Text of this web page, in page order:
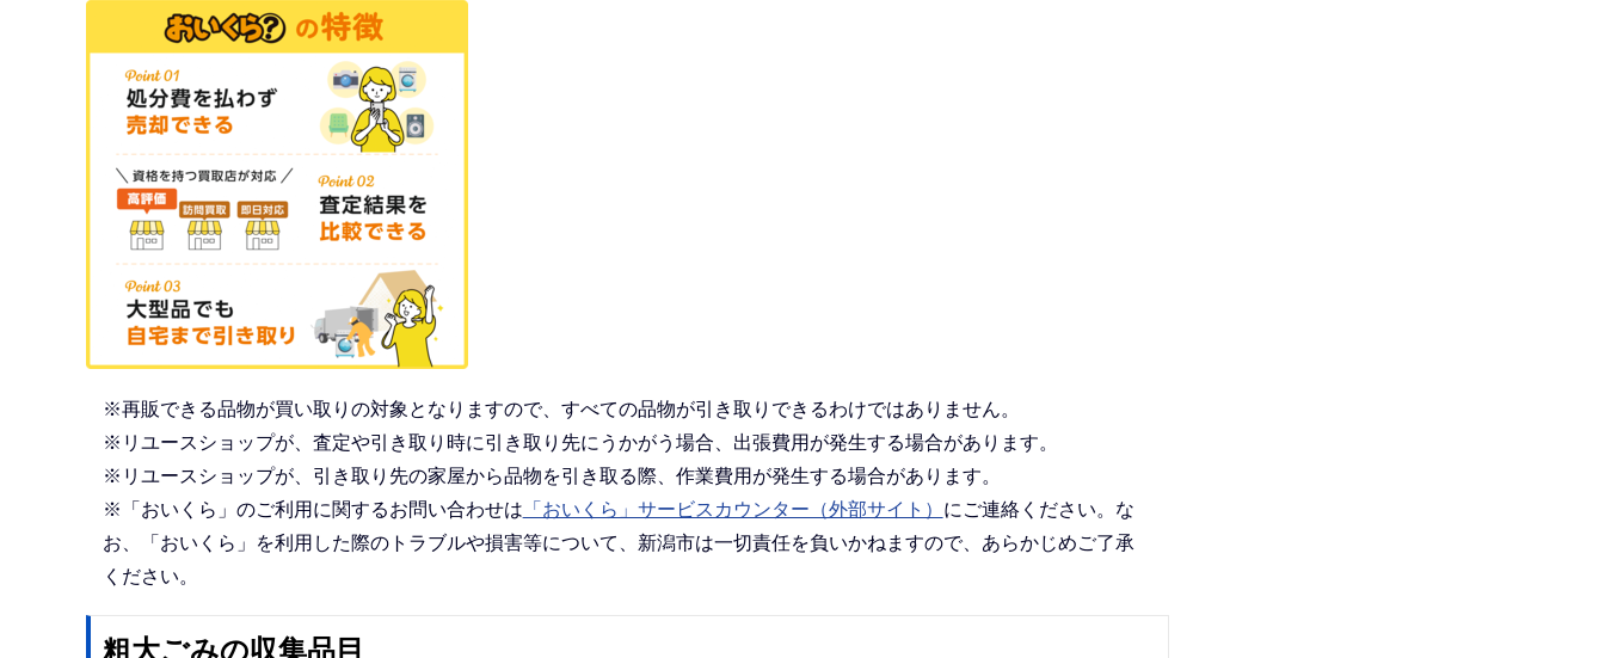
※再販できる品物が買い取りの対象となりますので、すべての品物が引き取りできるわけではありません。
※リユースショップが、査定や引き取り時に引き取り先にうかがう場合、出張費用が発生する場合があります。
※リユースショップが、引き取り先の家屋から品物を引き取る際、作業費用が発生する場合があります。
※「おいくら」のご利用に関するお問い合わせは 「おいくら」サービスカウンター（外部サイト） にご連絡ください。な
お、「おいくら」を利用した際のトラブルや損害等について、新潟市は一切責任を負いかねますので、あらかじめご了承
ください。
粗大ごみの収集品目